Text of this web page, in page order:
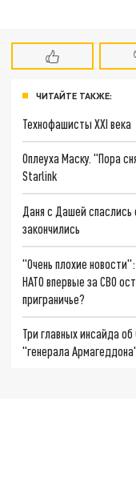
ЧИТАЙТЕ ТАКЖЕ:
Технофашисты XXI века
Оплеуха Маску. "Пора
Starlink
Даня с Дашей
закончились
"Очень плохие
НАТО впервые за СВО
приграничье?
Три главных инсайда
"генерала